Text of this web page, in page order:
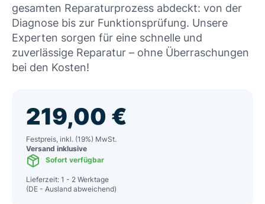
gesamten Reparaturprozess abdeckt: von der
Diagnose bis zur Funktionsprüfung. Unsere
Experten sorgen für eine schnelle und
zuverlässige Reparatur – ohne Überraschungen
bei den Kosten!
219,00 €
Festpreis, inkl. (19%) MwSt.
Versand inklusive
Sofort verfügbar
Lieferzeit: 1 - 2 Werktage
(DE - Ausland abweichend)